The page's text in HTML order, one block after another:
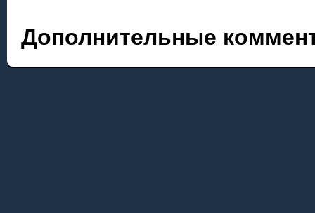
Дополнительные